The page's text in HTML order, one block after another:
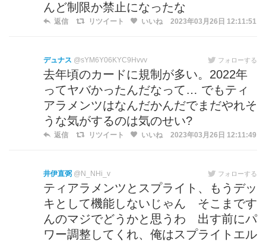
んど制限か禁止になったな
返信 リツイート いいね 2023年03月26日 12:11:51
デュナス @sYM6Y06KYC9Hvvv フォローする
去年頃のカードに規制が多い。2022年
ってヤバかったんだなって… でもティ
アラメンツはなんだかんだでまだやれそ
うな気がするのは気のせい?
返信 リツイート いいね 2023年03月26日 12:11:49
井伊直弼 @N_NHi_v フォローする
ティアラメンツとスプライト、もうデッ
キとして機能しないじゃん そこまです
んのマジでどうかと思うわ 出す前にパ
ワー調整してくれ、俺はスプライトエル